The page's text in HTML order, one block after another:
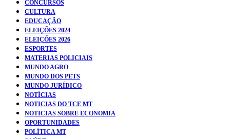
CONCURSOS
CULTURA
EDUCAÇÃO
ELEIÇÕES 2024
ELEIÇÕES 2026
ESPORTES
MATERIAS POLICIAIS
MUNDO AGRO
MUNDO DOS PETS
MUNDO JURÍDICO
NOTÍCIAS
NOTICIAS DO TCE MT
NOTICIAS SOBRE ECONOMIA
OPORTUNIDADES
POLÍTICA MT